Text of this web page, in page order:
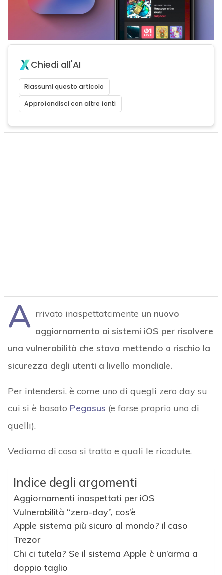
Chiedi all'AI
Riassumi questo articolo
Approfondisci con altre fonti
A rrivato inaspettatamente un nuovo
aggiornamento ai sistemi iOS per risolvere
una vulnerabilità che stava mettendo a rischio la
sicurezza degli utenti a livello mondiale.
Per intendersi, è come uno di quegli zero day su
cui si è basato Pegasus (e forse proprio uno di
quelli).
Vediamo di cosa si tratta e quali le ricadute.
Indice degli argomenti
Aggiornamenti inaspettati per iOS
Vulnerabilità “zero-day”, cos’è
Apple sistema più sicuro al mondo? il caso
Trezor
Chi ci tutela? Se il sistema Apple è un’arma a
doppio taglio